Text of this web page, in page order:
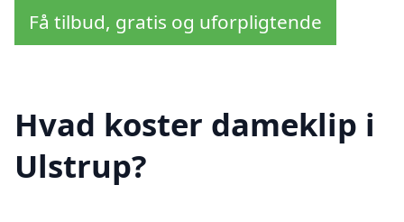
Få tilbud, gratis og uforpligtende
Hvad koster dameklip i
Ulstrup?